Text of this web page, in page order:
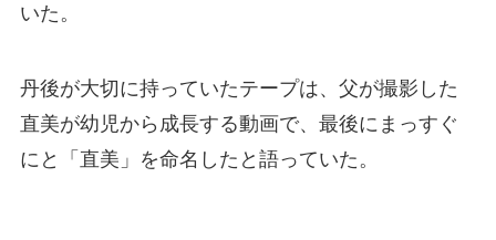
いた。
丹後が大切に持っていたテープは、父が撮影した
直美が幼児から成長する動画で、最後にまっすぐ
にと「直美」を命名したと語っていた。